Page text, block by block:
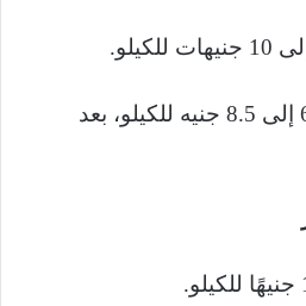
البصل الأحمر: من 6.5 إلى 8.5 جنيه للكيلو، بعد